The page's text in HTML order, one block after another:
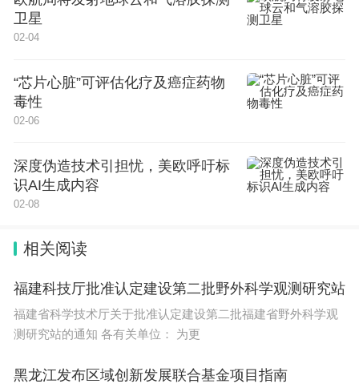
表》《2024年进出口非全税目对美加征关税排除延
期清单商品对应海关商品编号表》（详见公告附
的商品时，应按照公告附件相应表格所列商品编号进
行申报，政策适用范围以《2024年关税调整方
准。
口税则商品及品目注释》（2022年版）进行同步修
订，并调整部分翻译内容，已发布于海关总署门户网
站。同时，因税目调整等原因失效的商品归类决定和
行政裁定清单将发布于海关总署关税司门户网站htt
卫星
02-04
“芯片心脏”可评估化疗及癌症药物
毒性
02-06
深度伪造技术引担忧，美欧呼吁标
识AI生成内容
02-08
相关阅读
福建科技厅批准认定建设第二批野外科学观测研究站
福建省科学技术厅关于批准认定建设第二批福建省野外科学观
测研究站的通知 各有关单位： 为更
黑龙江发布区域创新发展联合基金项目指南